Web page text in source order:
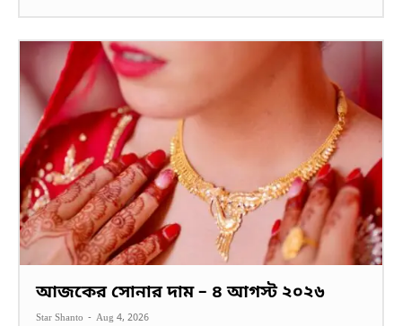
আজকের সোনার দাম – ৪ আগস্ট ২০২৬
Star Shanto - Aug 4, 2026